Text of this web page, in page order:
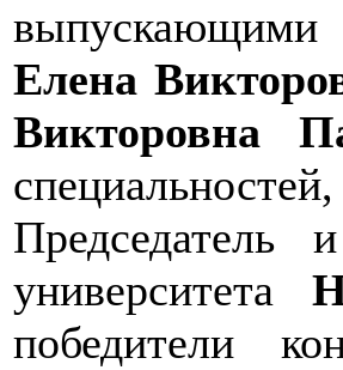
Елена
Викторовна
Председатель
университета
победители